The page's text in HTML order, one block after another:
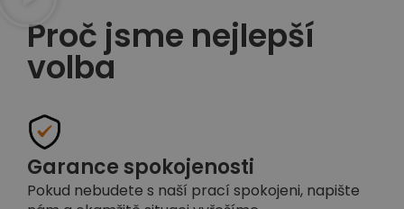
Proč jsme nejlepší
volba
Garance spokojenosti
Pokud nebudete s naší prací spokojeni, napište